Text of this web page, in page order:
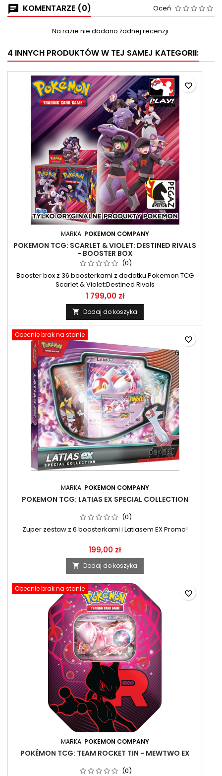
KOMENTARZE (0) Oceń
Na razie nie dodano żadnej recenzji.
4 INNYCH PRODUKTÓW W TEJ SAMEJ KATEGORII:
MARKA: POKEMON COMPANY
POKEMON TCG: SCARLET & VIOLET: DESTINED RIVALS
- BOOSTER BOX
(0)
Booster box z 36 boosterkami z dodatku Pokemon TCG
Scarlet & Violet:Destined Rivals
1 799,00 zł
 Dodaj do koszyka
favorite_border
Obecnie brak na stanie
MARKA: POKEMON COMPANY
POKEMON TCG: LATIAS EX SPECIAL COLLECTION
(0)
Zuper zestaw z 6 boosterkami i Latiasem EX Promo!
199,00 zł
 Dodaj do koszyka
favorite_border
Obecnie brak na stanie
MARKA: POKEMON COMPANY
POKÉMON TCG: TEAM ROCKET TIN - MEWTWO EX
(0)
favorite_border